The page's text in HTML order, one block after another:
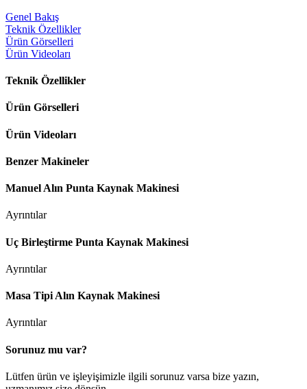
Genel Bakış
Teknik Özellikler
Ürün Görselleri
Ürün Videoları
Teknik Özellikler
Ürün Görselleri
Ürün Videoları
Benzer Makineler
Manuel Alın Punta Kaynak Makinesi
Ayrıntılar
Uç Birleştirme Punta Kaynak Makinesi
Ayrıntılar
Masa Tipi Alın Kaynak Makinesi
Ayrıntılar
Sorunuz mu var?
Lütfen ürün ve işleyişimizle ilgili sorunuz varsa bize yazın,